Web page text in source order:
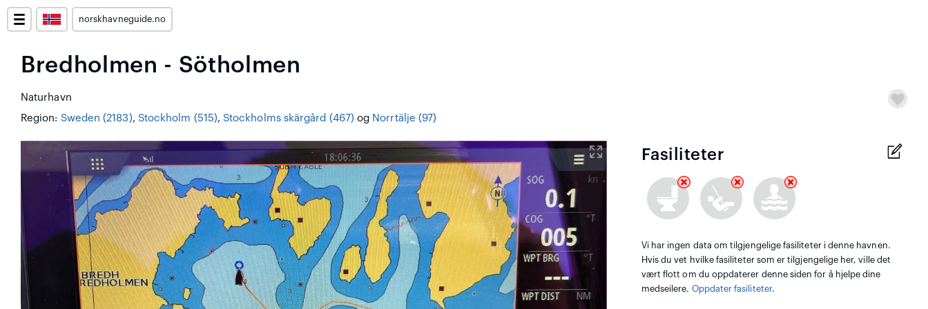
norskhavneguide.no
Bredholmen - Sötholmen
Naturhavn
Region: Sweden (2183), Stockholm (515), Stockholms skärgård (467) og Norrtälje (97)
Fasiliteter
Vi har ingen data om tilgjengelige fasiliteter i denne havnen.
Hvis du vet hvilke fasiliteter som er tilgjengelige her, ville det
vært flott om du oppdaterer denne siden for å hjelpe dine
medseilere. Oppdater fasiliteter.